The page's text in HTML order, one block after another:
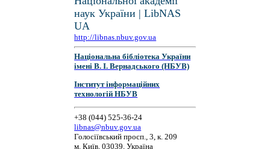
наук України | LibNAS
UA
http://libnas.nbuv.gov.ua
Національна бібліотека України
імені В. І. Вернадського (НБУВ)
Інститут інформаційних
технологій НБУВ
+38 (044) 525-36-24
libnas@nbuv.gov.ua
Голосіївський просп., 3, к. 209
м. Київ, 03039, Україна